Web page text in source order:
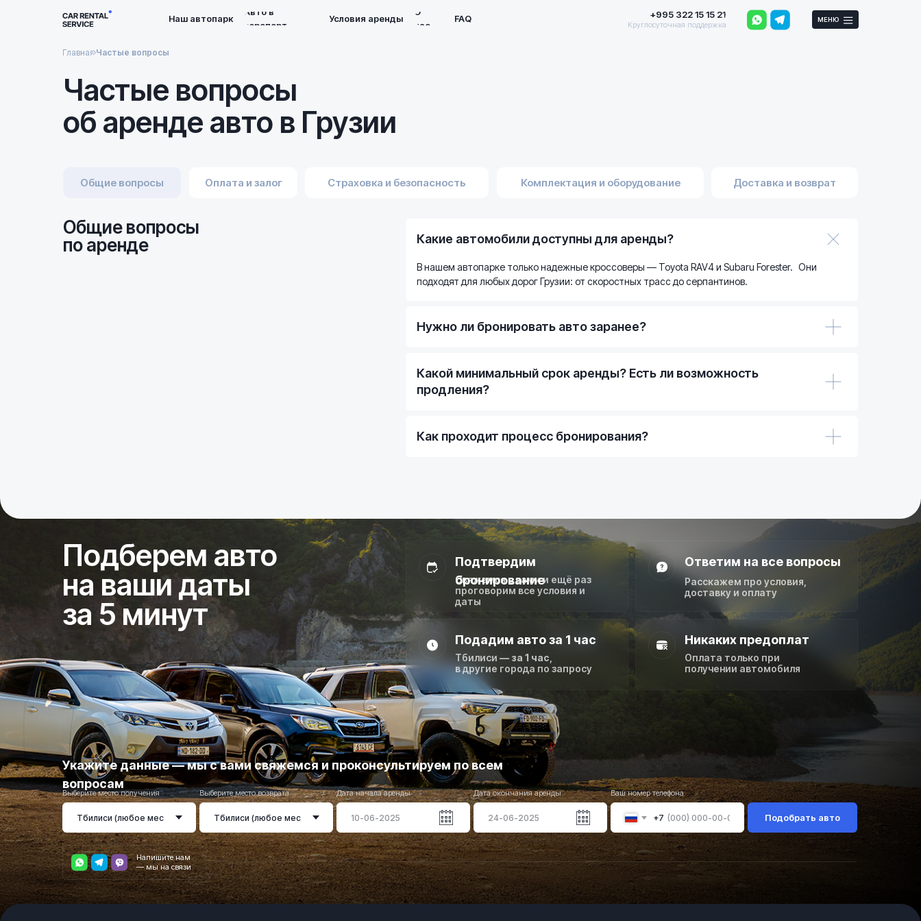
Круглосуточная поддержка
+995 322 15 15 21
FAQ
О
нас
Авто в
аэропорт
Условия аренды
Наш автопарк МЕНЮ
Главная Частые вопросы
Частые вопросы
об аренде авто в Грузии
Доставка и возврат
Комплектация и оборудование
Оплата и залог Страховка и безопасность
Общие вопросы
Общие вопросы
по аренде
Какие автомобили доступны для аренды?
В нашем автопарке только надежные кроссоверы — Toyota RAV4 и Subaru Forester. Они
подходят для любых дорог Грузии: от скоростных трасс до серпантинов.
Нужно ли бронировать авто заранее?
Какой минимальный срок аренды? Есть ли возможность
продления?
Как проходит процесс бронирования?
Подберем авто
на ваши даты
за 5 минут
Выберите место получения Выберите место возврата Дата начала аренды Дата окончания аренды Ваш номер телефона
+7 Подобрать авто
Укажите данные — мы с вами свяжемся и проконсультируем по всем
вопросам
Подтвердим
бронирование
Свяжемся с вами и ещё раз
проговорим все условия и
даты
Ответим на все вопросы
Расскажем про условия,
доставку и оплату
Никаких предоплат
Тбилиси — за 1 час
в другие города по запросу
Подадим авто за 1 час
Оплата только при
получении автомобиля
Напишите нам
— мы на связи